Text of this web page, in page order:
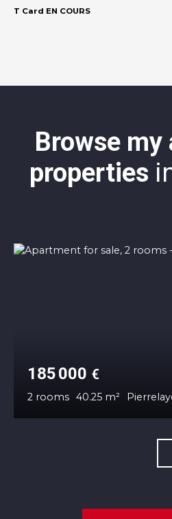
T Card EN COURS
Browse
properties
185 000 €
2 rooms 40.25 m²